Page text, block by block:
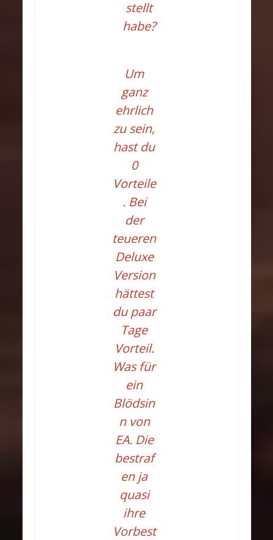
stellt
habe?
Um
ganz
ehrlich
zu sein,
hast du
0
Vorteile
. Bei
der
teueren
Deluxe
Version
hättest
du paar
Tage
Vorteil.
Was für
ein
Blödsin
n von
EA. Die
bestraf
en ja
quasi
ihre
Vorbest